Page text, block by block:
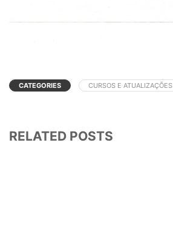
CATEGORIES CURSOS E ATUALIZAÇÕES
RELATED POSTS